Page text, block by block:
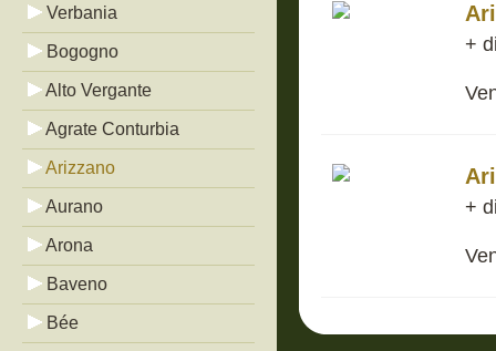
Verbania
Bogogno
Alto Vergante
Agrate Conturbia
Arizzano
Aurano
Arona
Baveno
Bée
+
+